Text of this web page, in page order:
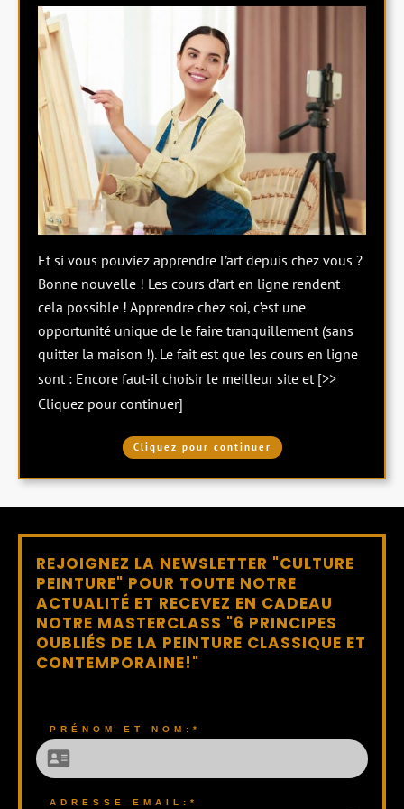
Et si vous pouviez apprendre l’art depuis chez vous ?
Bonne nouvelle ! Les cours d’art en ligne rendent
cela possible ! Apprendre chez soi, c’est une
opportunité unique de le faire tranquillement (sans
quitter la maison !). Le fait est que les cours en ligne
sont : Encore faut-il choisir le meilleur site et [>>
Cliquez pour continuer]
Cliquez pour continuer
REJOIGNEZ LA NEWSLETTER "CULTURE
PEINTURE" POUR TOUTE NOTRE
ACTUALITÉ ET RECEVEZ EN CADEAU
NOTRE MASTERCLASS "6 PRINCIPES
OUBLIÉS DE LA PEINTURE CLASSIQUE ET
CONTEMPORAINE!"
PRÉNOM ET NOM:*
ADRESSE EMAIL:*